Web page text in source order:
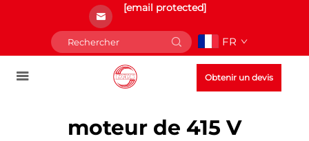
[email protected]
FR
Obtenir un devis
moteur de 415 V